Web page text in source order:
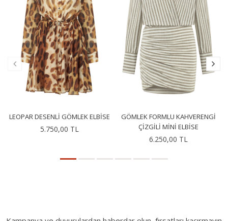
LEOPAR DESENLI GÖMLEK ELBISE
5.750,00 TL
GÖMLEK FORMLU KAHVERENGI
ÇIZGILI MINI ELBISE
6.250,00 TL